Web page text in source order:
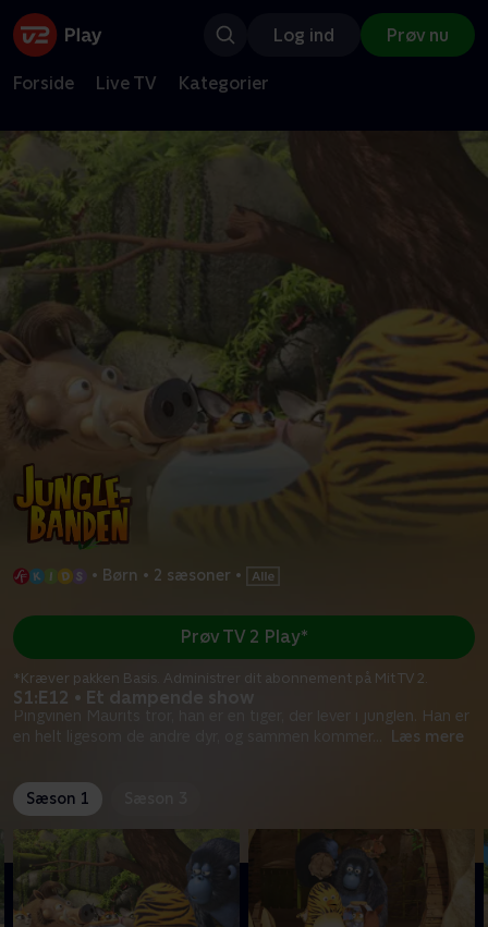
Log ind Prøv nu
Forside Live TV Kategorier
• Børn • 2 sæsoner •
S1:E12 • Et dampende show
Pingvinen Maurits tror, han er en tiger, der lever i junglen. Han er
en helt ligesom de andre dyr, og sammen kommer
Læs mere
Prøv TV 2 Play*
*Kræver pakken Basis. Administrer dit abonnement på Mit TV 2.
Sæson 1